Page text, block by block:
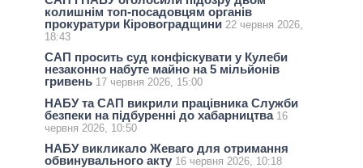
колишнім топ-посадовцям органів
прокуратури Кіровоградщини 22 червня 2026,
18:43
САП просить суд конфіскувати у Кулеби
незаконно набуте майно на 5 мільйонів
гривень 17 червня 2026, 15:00
НАБУ та САП викрили працівника Служби
безпеки на підбуренні до хабарництва 16
червня 2026, 10:50
НАБУ викликало Жеваго для отримання
обвинувального акту 16 червня 2026, 10:18